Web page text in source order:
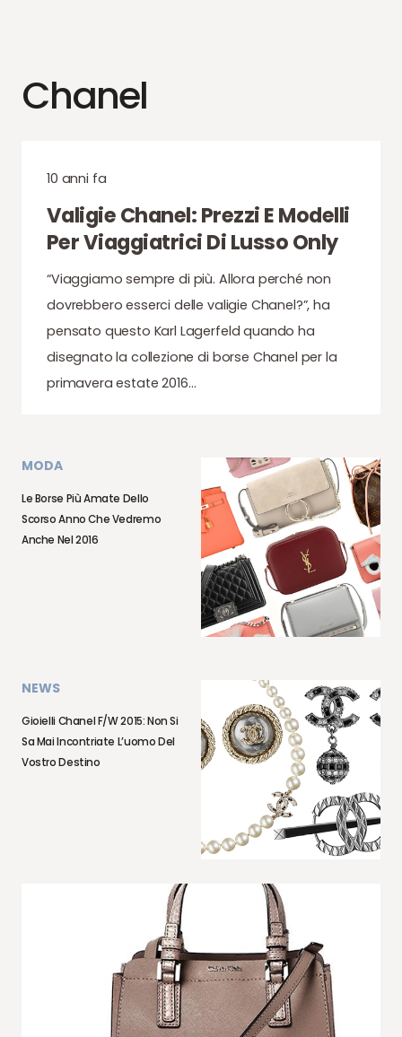
Chanel
10 anni fa
Valigie Chanel: Prezzi E Modelli
Per Viaggiatrici Di Lusso Only
“Viaggiamo sempre di più. Allora perché non
dovrebbero esserci delle valigie Chanel?”, ha
pensato questo Karl Lagerfeld quando ha
disegnato la collezione di borse Chanel per la
primavera estate 2016…
MODA
Le Borse Più Amate Dello
Scorso Anno Che Vedremo
Anche Nel 2016
NEWS
Gioielli Chanel F/w 2015: Non Si
Sa Mai Incontriate L’uomo Del
Vostro Destino